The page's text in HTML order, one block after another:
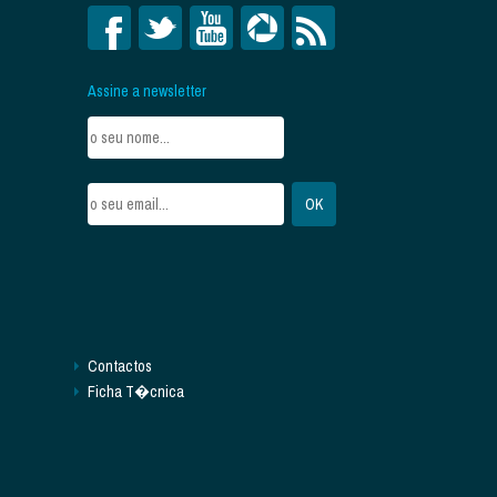
Assine a newsletter
Contactos
Ficha T�cnica